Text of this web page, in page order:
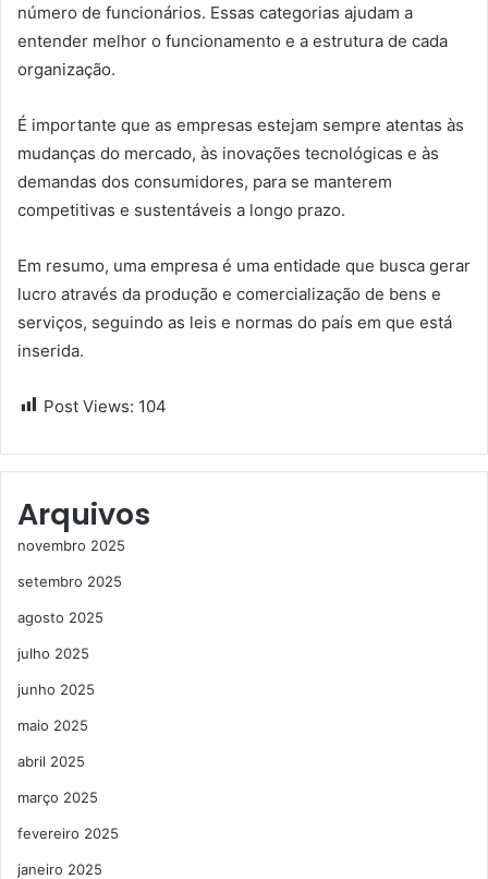
número de funcionários. Essas categorias ajudam a
entender melhor o funcionamento e a estrutura de cada
organização.
É importante que as empresas estejam sempre atentas às
mudanças do mercado, às inovações tecnológicas e às
demandas dos consumidores, para se manterem
competitivas e sustentáveis a longo prazo.
Em resumo, uma empresa é uma entidade que busca gerar
lucro através da produção e comercialização de bens e
serviços, seguindo as leis e normas do país em que está
inserida.
Post Views: 104
Arquivos
novembro 2025
setembro 2025
agosto 2025
julho 2025
junho 2025
maio 2025
abril 2025
março 2025
fevereiro 2025
janeiro 2025